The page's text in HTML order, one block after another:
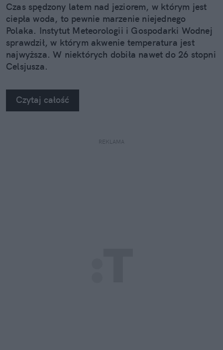
Czas spędzony latem nad jeziorem, w którym jest
ciepła woda, to pewnie marzenie niejednego
Polaka. Instytut Meteorologii i Gospodarki Wodnej
sprawdził, w którym akwenie temperatura jest
najwyższa. W niektórych dobiła nawet do 26 stopni
Celsjusza.
Czytaj całość
REKLAMA